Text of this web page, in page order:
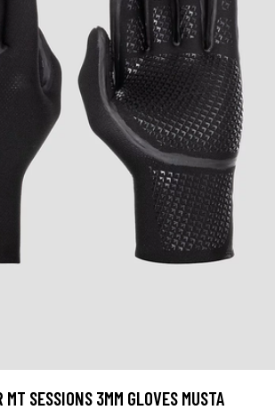
MT SESSIONS 3MM GLOVES MUSTA